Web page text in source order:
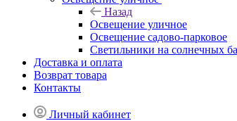
Назад
Освещение уличное
Освещение садово-парковое
Светильники на солнечных
Доставка и оплата
Возврат товара
Контакты
Личный кабинет